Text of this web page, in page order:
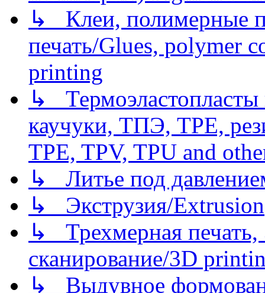
↳ Клеи, полимерные
печать/Glues, polymer
printing
↳
каучуки, ТПЭ, TPE,
TPE, TPV, TPU and
↳ Литье под
↳ Экструзия/Extrusion
↳ Трехмерная
сканирование/3D
↳ Выдувное